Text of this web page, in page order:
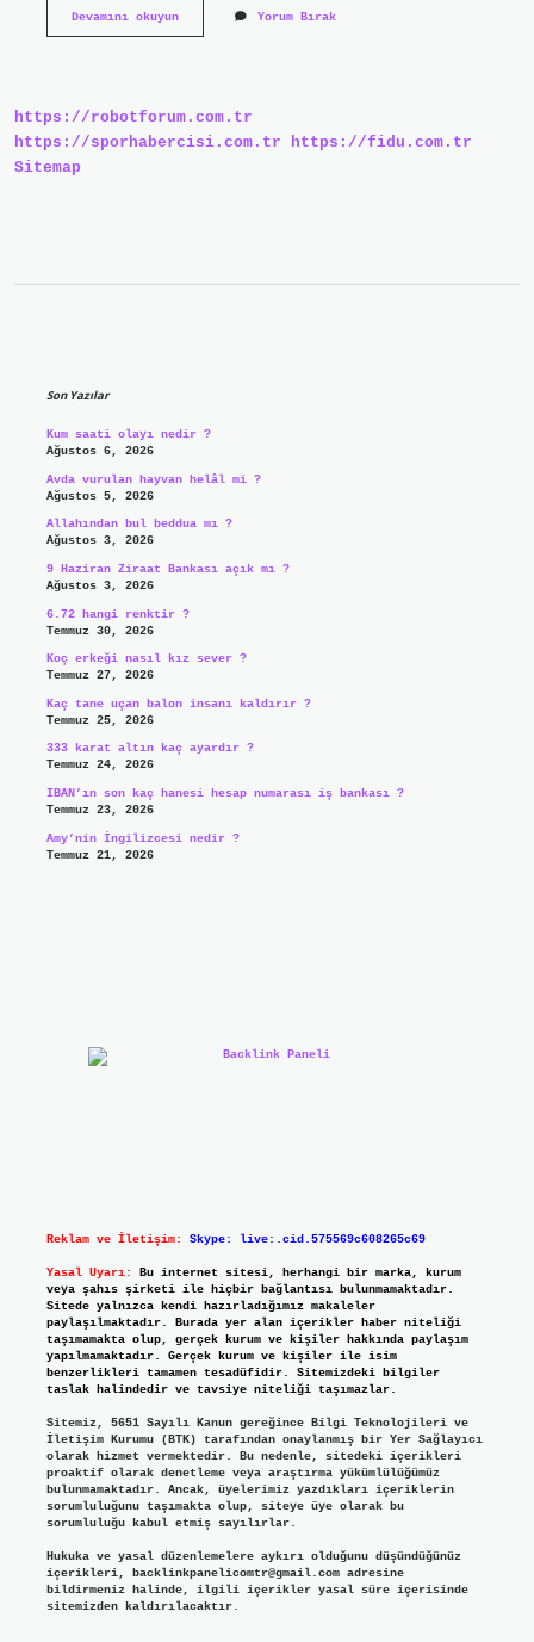
Devamını okuyunXiaomi
Yorum Bırak
https://robotforum.com.tr
https://sporhabercisi.com.tr
https://fidu.com.tr
Sitemap
Son Yazılar
Kum saati olayı nedir ?
Ağustos 6, 2026
Avda vurulan hayvan helâl mi ?
Ağustos 5, 2026
Allahından bul beddua mı ?
Ağustos 3, 2026
9 Haziran Ziraat Bankası açık mı ?
Ağustos 3, 2026
6.72 hangi renktir ?
Temmuz 30, 2026
Koç erkeği nasıl kız sever ?
Temmuz 27, 2026
Kaç tane uçan balon insanı kaldırır ?
Temmuz 25, 2026
333 karat altın kaç ayardır ?
Temmuz 24, 2026
IBAN’ın son kaç hanesi hesap numarası iş bankası ?
Temmuz 23, 2026
Amy’nin İngilizcesi nedir ?
Temmuz 21, 2026
Reklam ve İletişim: Skype: live:.cid.575569c608265c69
Yasal Uyarı:
Bu internet sitesi, herhangi bir marka, kurum
veya şahıs şirketi ile hiçbir bağlantısı bulunmamaktadır.
Sitede yalnızca kendi hazırladığımız makaleler
paylaşılmaktadır. Burada yer alan içerikler haber niteliği
taşımamakta olup, gerçek kurum ve kişiler hakkında paylaşım
yapılmamaktadır. Gerçek kurum ve kişiler ile isim
benzerlikleri tamamen tesadüfidir. Sitemizdeki bilgiler
taslak halindedir ve tavsiye niteliği taşımazlar.
Sitemiz, 5651 Sayılı Kanun gereğince Bilgi Teknolojileri ve
İletişim Kurumu (BTK) tarafından onaylanmış bir Yer Sağlayıcı
olarak hizmet vermektedir. Bu nedenle, sitedeki içerikleri
proaktif olarak denetleme veya araştırma yükümlülüğümüz
bulunmamaktadır. Ancak, üyelerimiz yazdıkları içeriklerin
sorumluluğunu taşımakta olup, siteye üye olarak bu
sorumluluğu kabul etmiş sayılırlar.
Hukuka ve yasal düzenlemelere aykırı olduğunu düşündüğünüz
içerikleri, backlinkpanelicomtr@gmail.comadresine
bildirmeniz halinde, ilgili içerikler yasal süre içerisinde
sitemizden kaldırılacaktır.